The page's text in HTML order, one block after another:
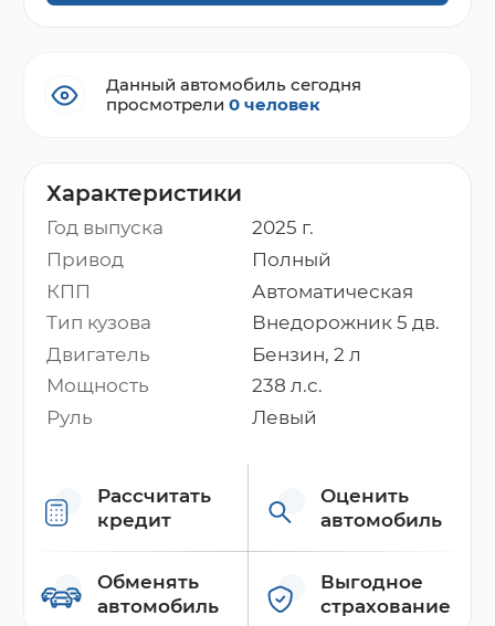
Характеристики
Год выпуска
2025 г.
Привод
Полный
КПП
Автоматическая
Тип кузова
Внедорожник 5 дв.
Двигатель
Бензин, 2 л
Мощность
238 л.с.
Руль
Левый
Рассчитать
кредит
Оценить
автомобиль
Обменять
автомобиль
Выгодное
страхование
Данный автомобиль сегодня
просмотрели0 человек